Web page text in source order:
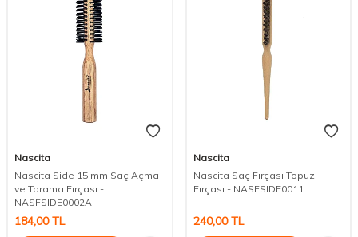
Nascita
Nascita Side 15 mm Saç Açma
ve Tarama Fırçası -
NASFSIDE0002A
184,00TL
Nascita
Nascita Saç Fırçası Topuz
Fırçası - NASFSIDE0011
240,00TL